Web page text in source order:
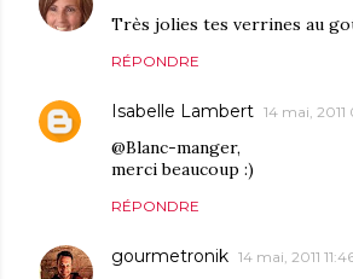
Très jolies tes verrines au
RÉPONDRE
Isabelle Lambert 14 mai, 2011
@Blanc-manger,
merci beaucoup :)
RÉPONDRE
gourmetronik 14 mai, 2011